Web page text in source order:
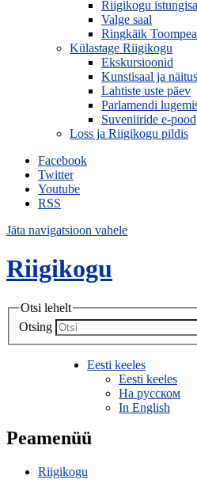
Riigikogu
Valge saal
Ringkäik
Külastage Riigikogu
Ekskursioonid
Kunstisaal ja
Lahtiste uste päev
Parlamendi
Suveniiride e-pood
Loss ja Riigikogu pildis
Facebook
Twitter
Youtube
RSS
Jäta navigatsioon vahele
Riigikogu
Otsi lehelt
Otsing
Eesti keeles
Eesti keeles
На русском
In English
Peamenüü
Riigikogu